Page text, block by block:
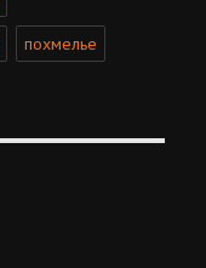
похмелье